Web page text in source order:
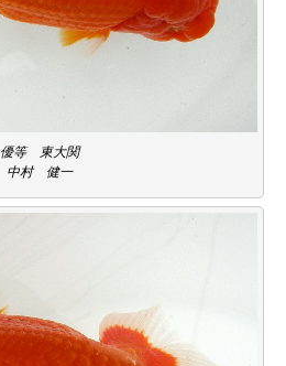
優等 東大関
中村 健一